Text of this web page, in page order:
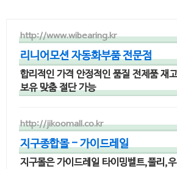
http://www.wibearing.kr
리니어모션 자동화부품 전문점
합리적인 가격 안정적인 품질 전제품 재고
보유 맞춤 절단 가능
http://jikoomall.co.kr
지구종합몰 - 가이드레일
지구몰은 가이드레일 타이밍벨트,풀리,우